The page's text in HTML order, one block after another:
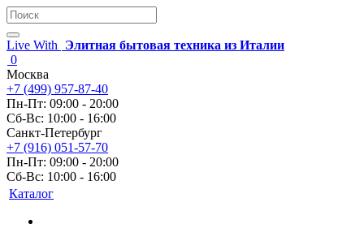
Live With
Элитная бытовая техника из Италии
0
Москва
+7 (499) 957-87-40
Пн-Пт: 09:00 - 20:00
Сб-Вс: 10:00 - 16:00
Санкт-Петербург
+7 (916) 051-57-70
Пн-Пт: 09:00 - 20:00
Сб-Вс: 10:00 - 16:00
Каталог